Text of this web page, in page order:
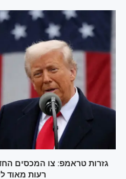
גזרות טראמפ: צו המכסים
רעות מאוד